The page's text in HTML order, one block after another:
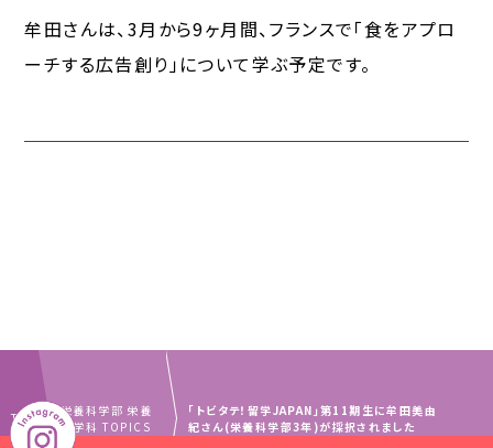
牟田さんは、3月から9ヶ月間、フランスで「食をアプロ
ーチする広告創り」について学ぶ予定です。
TOP
栄養科学部 栄養
科学科 TOPICS
「トビタテ！留学JAPAN」第11期生に牟田美由
紀さん(栄養科学部3年)が採択されました